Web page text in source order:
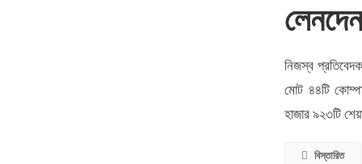
নিজস্ব
মোট ৪৪টি
হাজার ৯২৩টি
বিস্তারিত